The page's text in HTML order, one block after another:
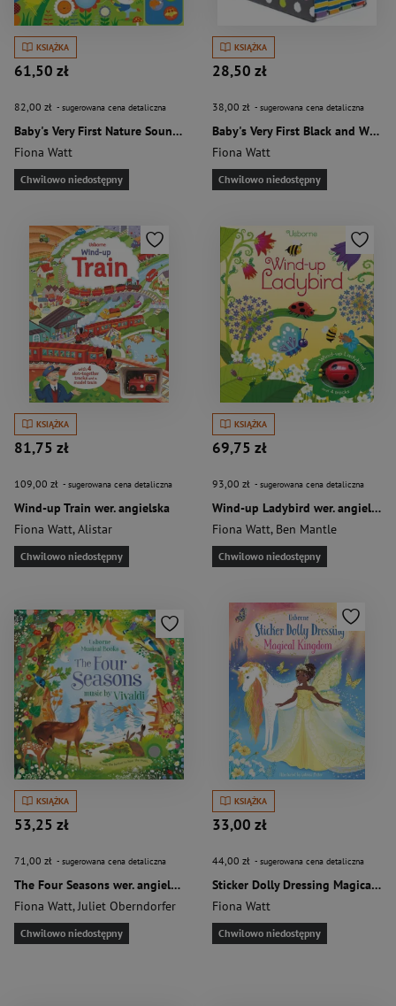
KSIĄŻKA
61,50 zł
82,00 zł - sugerowana cena detaliczna
Baby's Very First Nature Sounds Playbook wer. angielska
Fiona Watt
Chwilowo niedostępny
KSIĄŻKA
28,50 zł
38,00 zł - sugerowana cena detaliczna
Baby's Very First Black and White Little Library wer. angielska
Fiona Watt
Chwilowo niedostępny
KSIĄŻKA
81,75 zł
109,00 zł - sugerowana cena detaliczna
Wind-up Train wer. angielska
Fiona Watt,Alistar
Chwilowo niedostępny
KSIĄŻKA
69,75 zł
93,00 zł - sugerowana cena detaliczna
Wind-up Ladybird wer. angielska
Fiona Watt, Ben Mantle
Chwilowo niedostępny
KSIĄŻKA
53,25 zł
71,00 zł - sugerowana cena detaliczna
The Four Seasons wer. angielska
Fiona Watt,Juliet Oberndorfer
Chwilowo niedostępny
KSIĄŻKA
33,00 zł
44,00 zł - sugerowana cena detaliczna
Sticker Dolly Dressing Magical Kingdom
Fiona Watt
Chwilowo niedostępny